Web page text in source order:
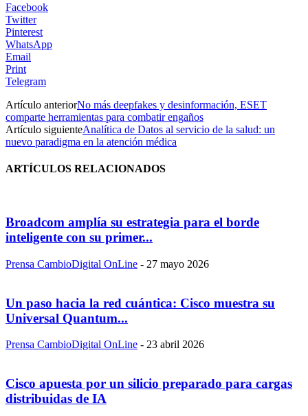
Facebook
Twitter
Pinterest
WhatsApp
Email
Print
Telegram
Artículo anteriorNo más deepfakes y desinformación, ESET
comparte herramientas para combatir engaños
Artículo siguienteAnalítica de Datos al servicio de la salud: un
nuevo paradigma en la atención médica
ARTÍCULOS RELACIONADOS
Broadcom amplía su estrategia para el borde
inteligente con su primer...
Prensa CambioDigital OnLine - 27 mayo 2026
Un paso hacia la red cuántica: Cisco muestra su
Universal Quantum...
Prensa CambioDigital OnLine - 23 abril 2026
Cisco apuesta por un silicio preparado para cargas
distribuidas de IA